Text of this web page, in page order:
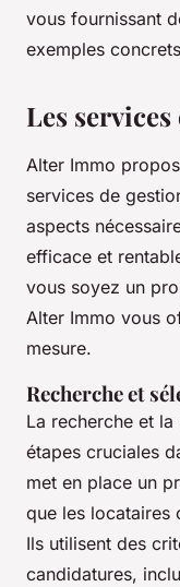
vous fournissant
exemples
Les
Alter Immo
services de
aspects
efficace et
vous soyez un
Alter Immo vous
mesure.
Recherche et
La recherche et
étapes cruciales
met en place un
que les locataires
Ils utilisent des
candidatures,